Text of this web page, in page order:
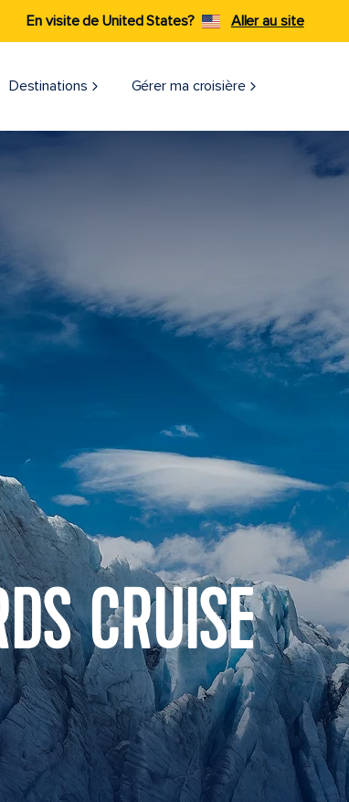
En visite de United States? Aller au site
Destinations Gérer ma croisière​
CRUISE